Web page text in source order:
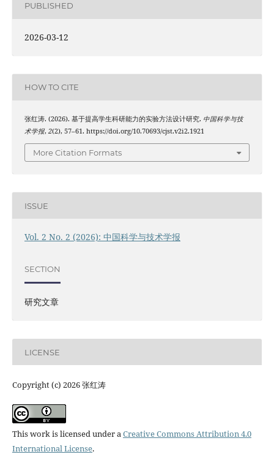
PUBLISHED
2026-03-12
HOW TO CITE
张红涛. (2026). 基于提高学生科研能力的实验方法设计研究. 中国科学与技
术学报, 2(2), 57–61. https://doi.org/10.70693/cjst.v2i2.1921
More Citation Formats
ISSUE
Vol. 2 No. 2 (2026): 中国科学与技术学报
SECTION
研究文章
LICENSE
Copyright (c) 2026 张红涛
This work is licensed under aCreative Commons Attribution 4.0
International License.